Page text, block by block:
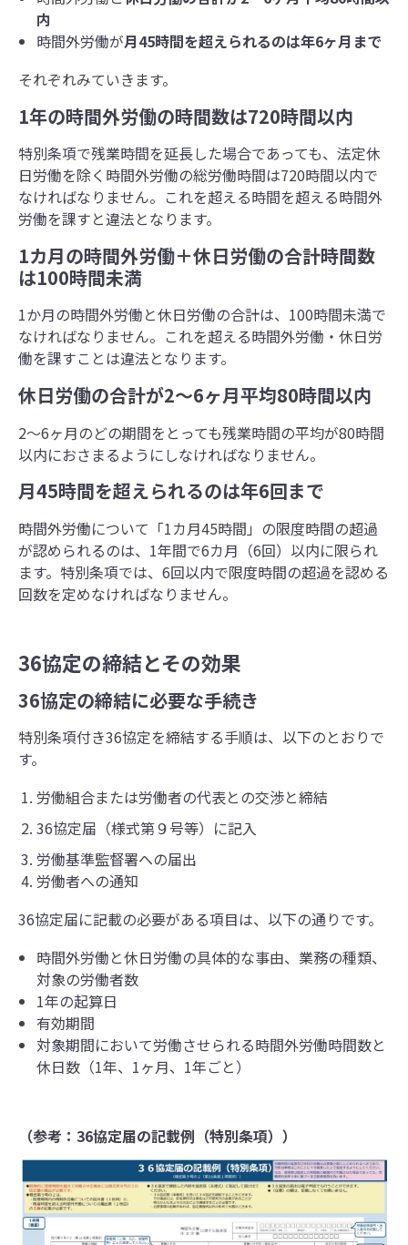
内
時間外労働が⽉45時間を超えられるのは年6ヶ⽉まで
それぞれみていきます。
1年の時間外労働の時間数は720時間以内
特別条項で残業時間を延長した場合であっても、法定休
日労働を除く時間外労働の総労働時間は720時間以内で
なければなりません。これを超える時間を超える時間外
労働を課すと違法となります。
1カ月の時間外労働＋休日労働の合計時間数
は100時間未満
1か月の時間外労働と休日労働の合計は、100時間未満で
なければなりません。これを超える時間外労働・休日労
働を課すことは違法となります。
休⽇労働の合計が2～6ヶ月平均80時間以内
2～6ヶ月のどの期間をとっても残業時間の平均が80時間
以内におさまるようにしなければなりません。
⽉45時間を超えられるのは年6回まで
時間外労働について「1カ月45時間」の限度時間の超過
が認められるのは、1年間で6カ月（6回）以内に限られ
ます。特別条項では、6回以内で限度時間の超過を認める
回数を定めなければなりません。
36協定の締結とその効果
36協定の締結に必要な手続き
特別条項付き36協定を締結する手順は、以下のとおりで
す。
労働組合または労働者の代表との交渉と締結
36協定届（様式第９号等）に記入
労働基準監督署への届出
労働者への通知
36協定届に記載の必要がある項目は、以下の通りです。
時間外労働と休日労働の具体的な事由、業務の種類、
対象の労働者数
1年の起算日
有効期間
対象期間において労働させられる時間外労働時間数と
休日数（1年、1ヶ月、1年ごと）
（参考： 36協定届の記載例（特別条項））